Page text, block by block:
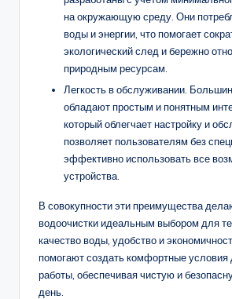
на окружающую среду. Они
воды и энергии, что помогает
экологический след и бережно
природным ресурсам.
Легкость в обслуживании.
обладают простым и понятным
который облегчает настройку и
позволяет пользователям без
эффективно использовать все
устройства.
В совокупности эти преимущества
водоочистки идеальным выбором для
качество воды, удобство и
помогают создать комфортные условия
работы, обеспечивая чистую и
день.